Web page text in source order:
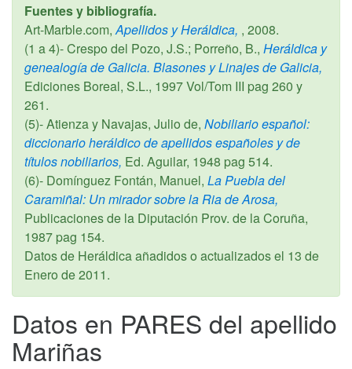
Fuentes y bibliografía.
Art-Marble.com, Apellidos y Heráldica, , 2008.
(1 a 4)- Crespo del Pozo, J.S.; Porreño, B., Heráldica y
genealogía de Galicia. Blasones y Linajes de Galicia,
Ediciones Boreal, S.L., 1997Vol/Tom III pag 260 y
261.
(5)- Atienza y Navajas, Julio de, Nobiliario español:
diccionario heráldico de apellidos españoles y de
títulos nobiliarios, Ed. Aguilar, 1948 pag 514.
(6)- Domínguez Fontán, Manuel, La Puebla del
Caramiñal: Un mirador sobre la Ria de Arosa,
Publicaciones de la Diputación Prov. de la Coruña,
1987 pag 154.
Datos de Heráldica añadidos o actualizados el 13 de
Enero de 2011.
Datos en PARES del apellido
Mariñas